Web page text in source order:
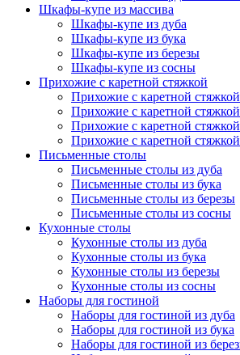
Шкафы-купе из массива
Шкафы-купе из дуба
Шкафы-купе из бука
Шкафы-купе из березы
Шкафы-купе из сосны
Прихожие с каретной стяжкой
Прихожие с каретной
Прихожие с каретной стяжкой
Прихожие с каретной
Прихожие с каретной
Письменные столы
Письменные столы из дуба
Письменные столы из бука
Письменные столы из березы
Письменные столы из сосны
Кухонные столы
Кухонные столы из дуба
Кухонные столы из бука
Кухонные столы из березы
Кухонные столы из сосны
Наборы для гостиной
Наборы для гостиной из дуба
Наборы для гостиной из бука
Наборы для гостиной из